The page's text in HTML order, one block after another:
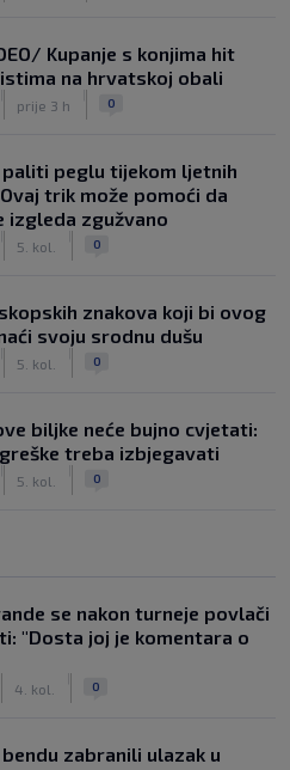
Kupanje s konjima hit
na hrvatskoj obali
prije 3 h 0
paliti peglu tijekom ljetnih
trik može pomoći da
izgleda zgužvano
5. kol. 0
znakova koji bi ovog
svoju srodnu dušu
5. kol. 0
biljke neće bujno cvjetati:
treba izbjegavati
5. kol. 0
se nakon turneje povlači
"Dosta joj je komentara o
4. kol. 0
zabranili ulazak u